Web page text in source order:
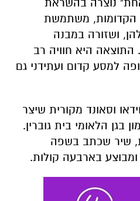
למסע קדום ועתידני גם
וסאונד מקורית שיצר
בגן הלאומי בית גוברין.
שיר שכתב בשפה